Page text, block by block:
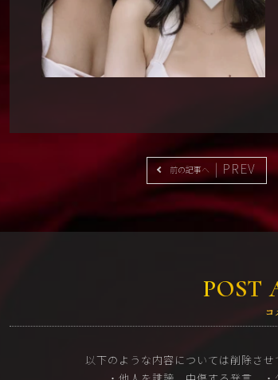
前の記事へ | PREV
POST
コ
以下のような内容については削除さ